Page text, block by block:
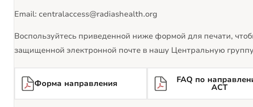
Email: centralaccess@radiashealth.org
Воспользуйтесь приведенной ниже формой для печати,
защищенной электронной почте в нашу Центральную
Форма направления FAQ по
ACT